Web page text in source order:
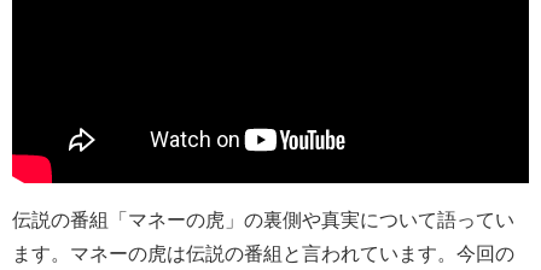
伝説の番組「マネーの虎」の裏側や真実について語ってい
ます。マネーの虎は伝説の番組と言われています。今回の